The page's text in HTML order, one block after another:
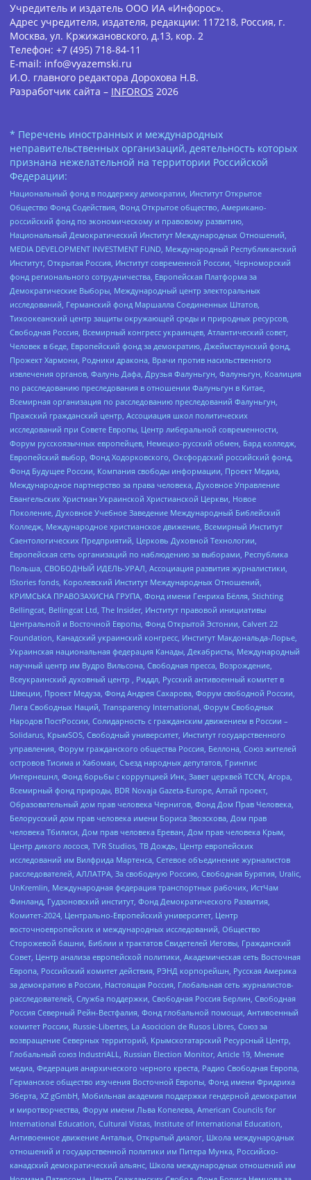
Учредитель и издатель ООО ИА «Инфорос».
Адрес учредителя, издателя, редакции: 117218, Россия, г.
Москва, ул. Кржижановского, д.13, кор. 2
Телефон: +7 (495) 718-84-11
E-mail: info@vyazemski.ru
И.О. главного редактора Дорохова Н.В.
Разработчик сайта – INFOROS 2026
* Перечень иностранных и международных
неправительственных организаций, деятельность которых
признана нежелательной на территории Российской
Федерации:
Национальный фонд в поддержку демократии, Институт Открытое
Общество Фонд Содействия, Фонд Открытое общество, Американо-
российский фонд по экономическому и правовому развитию,
Национальный Демократический Институт Международных Отношений,
MEDIA DEVELOPMENT INVESTMENT FUND, Международный Республиканский
Институт, Открытая Россия, Институт современной России, Черноморский
фонд регионального сотрудничества, Европейская Платформа за
Демократические Выборы, Международный центр электоральных
исследований, Германский фонд Маршалла Соединенных Штатов,
Тихоокеанский центр защиты окружающей среды и природных ресурсов,
Свободная Россия, Всемирный конгресс украинцев, Атлантический совет,
Человек в беде, Европейский фонд за демократию, Джеймстаунский фонд,
Прожект Хармони, Родники дракона, Врачи против насильственного
извлечения органов, Фалунь Дафа, Друзья Фалуньгун, Фалуньгун, Коалиция
по расследованию преследования в отношении Фалуньгун в Китае,
Всемирная организация по расследованию преследований Фалуньгун,
Пражский гражданский центр, Ассоциация школ политических
исследований при Совете Европы, Центр либеральной современности,
Форум русскоязычных европейцев, Немецко-русский обмен, Бард колледж,
Европейский выбор, Фонд Ходорковского, Оксфордский российский фонд,
Фонд Будущее России, Компания свободы информации, Проект Медиа,
Международное партнерство за права человека, Духовное Управление
Евангельских Христиан Украинской Христианской Церкви, Новое
Поколение, Духовное Учебное Заведение Международный Библейский
Колледж, Международное христианское движение, Всемирный Институт
Саентологических Предприятий, Церковь Духовной Технологии,
Европейская сеть организаций по наблюдению за выборами, Республика
Польша, СВОБОДНЫЙ ИДЕЛЬ-УРАЛ, Ассоциация развития журналистики,
IStories fonds, Королевский Институт Международных Отношений,
КРИМСЬКА ПРАВОЗАХИСНА ГРУПА, Фонд имени Генриха Бёлля, Stichting
Bellingcat, Bellingcat Ltd, The Insider, Институт правовой инициативы
Центральной и Восточной Европы, Фонд Открытой Эстонии, Calvert 22
Foundation, Канадский украинский конгресс, Институт Макдональда-Лорье,
Украинская национальная федерация Канады, Декабристы, Международный
научный центр им Вудро Вильсона, Свободная пресса, Возрождение,
Всеукраинский духовный центр , Риддл, Русский антивоенный комитет в
Швеции, Проект Медуза, Фонд Андрея Сахарова, Форум свободной России,
Лига Свободных Наций, Transparеncy International, Форум Свободных
Народов ПостРоссии, Солидарность с гражданским движением в России –
Solidarus, КрымSOS, Свободный университет, Институт государственного
управления, Форум гражданского общества Россия, Беллона, Союз жителей
островов Тисима и Хабомаи, Съезд народных депутатов, Гринпис
Интернешнл, Фонд борьбы с коррупцией Инк, Завет церквей TCCN, Агора,
Всемирный фонд природы, BDR Novaja Gazeta-Europe, Алтай проект,
Образовательный дом прав человека Чернигов, Фонд Дом Прав Человека,
Белорусский дом прав человека имени Бориса Звозскова, Дом прав
человека Тбилиси, Дом прав человека Ереван, Дом прав человека Крым,
Центр дикого лосося, TVR Studios, ТВ Дождь, Центр европейских
исследований им Вилфрида Мартенса, Сетевое объединение журналистов
расследователей, АЛЛАТРА, За свободную Россию, Свободная Бурятия, Uralic,
UnKremlin, Международная федерация транспортных рабочих, ИстЧам
Финланд, Гудзоновский институт, Фонд Демократического Развития,
Комитет-2024, Центрально-Европейский университет, Центр
восточноевропейских и международных исследований, Общество
Сторожевой башни, Библии и трактатов Свидетелей Иеговы, Гражданский
Совет, Центр анализа европейской политики, Академическая сеть Восточная
Европа, Российский комитет действия, РЭНД корпорейшн, Русская Америка
за демократию в России, Настоящая Россия, Глобальная сеть журналистов-
расследователей, Служба поддержки, Свободная Россия Берлин, Свободная
Россия Северный Рейн-Вестфалия, Фонд глобальной помощи, Антивоенный
комитет России, Russie-Libertes, La Asocicion de Rusos Libres, Союз за
возвращение Северных территорий, Крымскотатарский Ресурсный Центр,
Глобальный союз IndustriALL, Russian Election Monitor, Article 19, Мнение
медиа, Федерация анархического черного креста, Радио Свободная Европа,
Германское общество изучения Восточной Европы, Фонд имени Фридриха
Эберта, XZ gGmbH, Мобильная академия поддержки гендерной демократии
и миротворчества, Форум имени Льва Копелева, American Councils for
International Education, Cultural Vistas, Institute of International Education,
Антивоенное движение Антальи, Открытый диалог, Школа международных
отношений и государственной политики им Питера Мунка, Российско-
канадский демократический альянс, Школа международных отношений им